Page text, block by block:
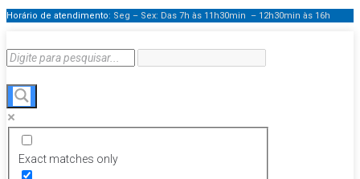
Horário de atendimento: Seg – Sex: Das 7h às 11h30min – 12h30min às 16h
Exact matches only